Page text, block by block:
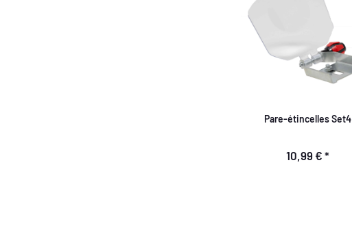
Pare-étincelles Set4
10,99 € *